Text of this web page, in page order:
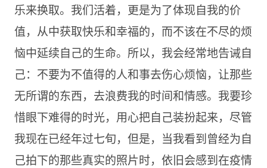
乐来换取。我们活着，更是为了体现自我的价
值，从中获取快乐和幸福的，而不该在不尽的烦
恼中延续自己的生命。所以，我会经常地告诫自
己：不要为不值得的人和事去伤心烦恼，让那些
无所谓的东西，去浪费我的时间和情感。我要珍
惜眼下难得的时光，用心把自己装扮起来，尽管
我现在已经年过七旬，但是，当我看到曾经为自
己拍下的那些真实的照片时，依旧会感到在疫情